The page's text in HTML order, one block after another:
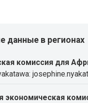
данные в регионах
комиссия для
экономическая